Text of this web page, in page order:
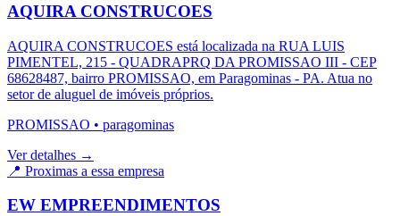
AQUIRA CONSTRUCOES
AQUIRA CONSTRUCOES está localizada na RUA LUIS
PIMENTEL, 215 - QUADRAPRQ DA PROMISSAO III - CEP
68628487, bairro PROMISSAO, em Paragominas - PA. Atua no
setor de aluguel de imóveis próprios.
PROMISSAO • paragominas
Ver detalhes →
📍 Proximas a essa empresa
EW EMPREENDIMENTOS